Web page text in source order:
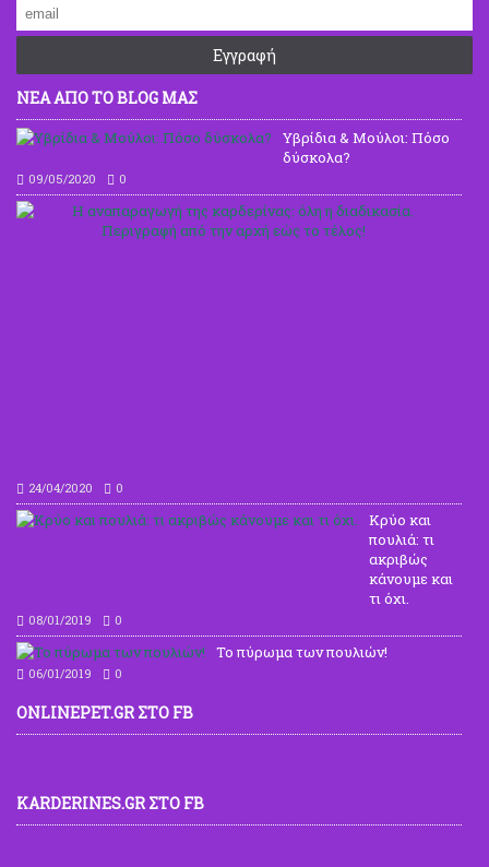
Εγγραφή
ΝΕΑ ΑΠΟ ΤΟ BLOG ΜΑΣ
Υβρίδια & Μούλοι: Πόσο
δύσκολα?
09/05/2020 0
24/04/2020 0
Κρύο και
πουλιά: τι
ακριβώς
κάνουμε και
τι όχι.
08/01/2019 0
To πύρωμα των πουλιών!
06/01/2019 0
ONLINEPET.GR ΣΤΟ FB
KARDERINES.GR ΣΤΟ FB